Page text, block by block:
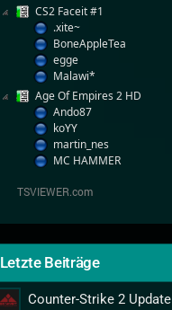
CS2 Faceit #1
.xite~
BoneAppleTea
egge
Malawi*
Age Of Empires 2 HD
Ando87
koYY
martin_nes
MC HAMMER
Letzte Beiträge
Counter-Strike 2 Update